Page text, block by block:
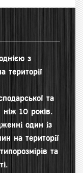
з
території
та
ніж 10 років.
один із
на території
та